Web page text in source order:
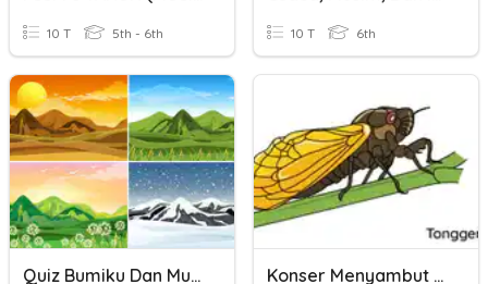
10 T 5th - 6th 10 T 6th
Quiz Bumiku Dan Musimnya Konser Menyambut Musim Kemarau